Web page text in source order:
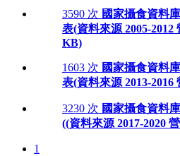
3590 次 國家攝食資料
表(資料來源 2005-2012
KB)
1603 次 國家攝食資料
表(資料來源 2013-2016
3230 次 國家攝食資料
((資料來源 2017-2020
1